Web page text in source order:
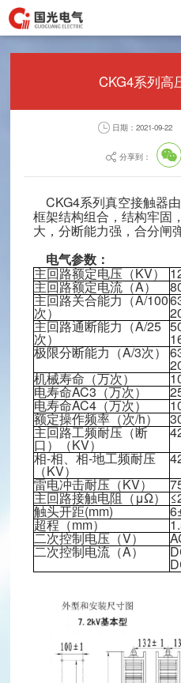
真空应用设备
真空部件
飞机厨房设备
微波设备
微波波导
封装外壳
电抗器
激光治疗仪
股份有限公司
88491611
泉驿区星光西路117号
CKG4系列高
日期：2021-09-22
分享到：
CKG4系列真空接触器
框架结构组合，结构牢固
大，分断能力强，合分闸
电气参数：
主回路额定电压（KV）
主回路额定电流（A）
主回路关合能力（A/100
次）
主回路通断能力（A/25
次）
极限分断能力（A/3次）
机械寿命（万次）
电寿命AC3（万次）
电寿命AC4（万次）
额定操作频率（次/h）
主回路工频耐压（断
口）（KV）
相-相、相-地工频耐压
（KV）
雷电冲击耐压（KV）
主回路接触电阻（μΩ）
触头开距(mm)
超程（mm）
二次控制电压（V）
二次控制电流（A）